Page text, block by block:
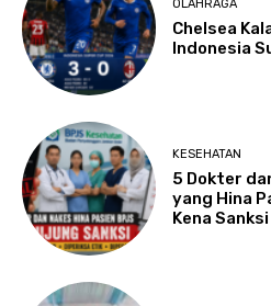
OLAHRAGA
Chelsea
Indonesia
KESEHATAN
5 Dokter
yang Hina
Kena Sanksi